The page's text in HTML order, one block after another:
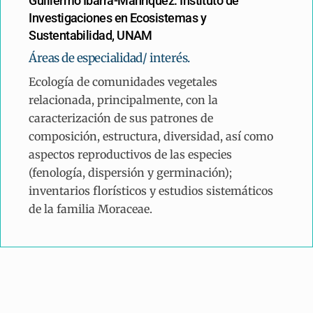
Investigaciones en Ecosistemas y
Sustentabilidad, UNAM
Áreas de especialidad/ interés.
Ecología de comunidades vegetales
relacionada, principalmente, con la
caracterización de sus patrones de
composición, estructura, diversidad, así como
aspectos reproductivos de las especies
(fenología, dispersión y germinación);
inventarios florísticos y estudios sistemáticos
de la familia Moraceae.